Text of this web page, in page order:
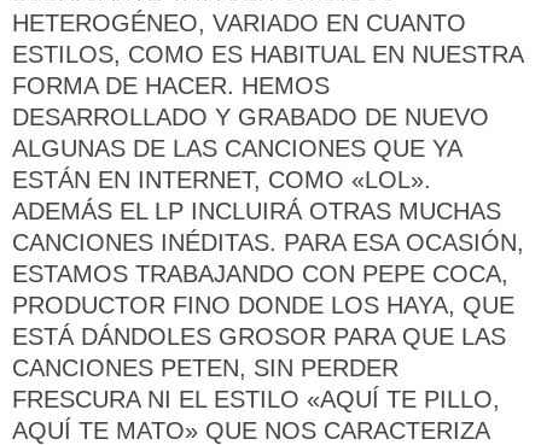
HETEROGÉNEO, VARIADO EN CUANTO
ESTILOS, COMO ES HABITUAL EN NUESTRA
FORMA DE HACER. HEMOS
DESARROLLADO Y GRABADO DE NUEVO
ALGUNAS DE LAS CANCIONES QUE YA
ESTÁN EN INTERNET, COMO «LOL».
ADEMÁS EL LP INCLUIRÁ OTRAS MUCHAS
CANCIONES INÉDITAS. PARA ESA OCASIÓN,
ESTAMOS TRABAJANDO CON PEPE COCA,
PRODUCTOR FINO DONDE LOS HAYA, QUE
ESTÁ DÁNDOLES GROSOR PARA QUE LAS
CANCIONES PETEN, SIN PERDER
FRESCURA NI EL ESTILO «AQUÍ TE PILLO,
AQUÍ TE MATO» QUE NOS CARACTERIZA